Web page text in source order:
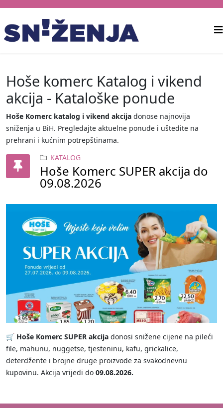
Hoše komerc Katalog i vikend
akcija - Kataloške ponude
Hoše Komerc katalog i vikend akcija donose najnovija
sniženja u BiH. Pregledajte aktuelne ponude i uštedite na
prehrani i kućnim potrepštinama.
KATALOG
Hoše Komerc SUPER akcija do
09.08.2026
🛒 Hoše Komerc SUPER akcija donosi snižene cijene na pileći
file, mahunu, nuggetse, tjesteninu, kafu, grickalice,
deterdžente i brojne druge proizvode za svakodnevnu
kupovinu. Akcija vrijedi do 09.08.2026.